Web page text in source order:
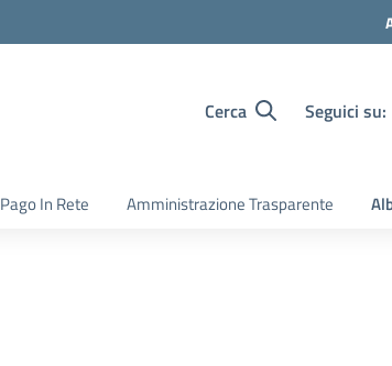
Cerca Seguici su:
Pago In Rete Amministrazione Trasparente